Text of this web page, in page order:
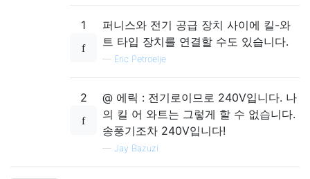
1
퍼니스와 전기 공급 장치 사이에 킬-와
트 타입 장치를 연결할 수도 있습니다.
— Eric Petroelje
2
@ 에릭 : 전기로이므로 240V입니다. 나
의 킬 어 와트는 그렇게 할 수 없습니다.
송풍기조차 240V입니다!
— Jay Bazuzi